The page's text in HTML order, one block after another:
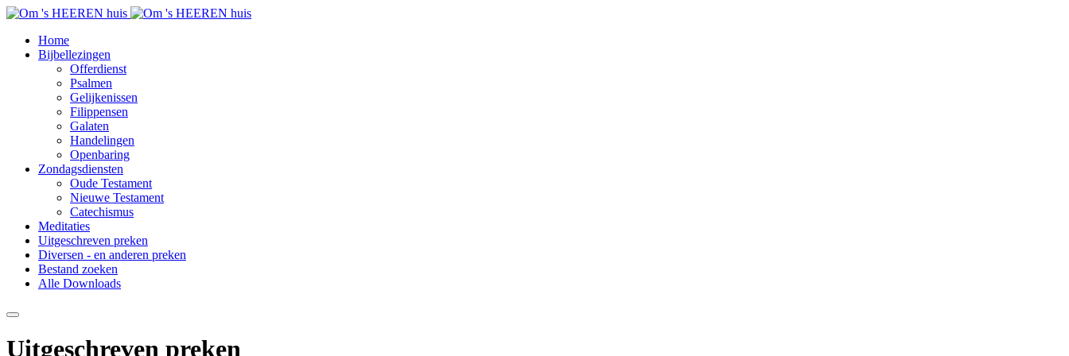
Home
Bijbellezingen
Offerdienst
Psalmen
Gelijkenissen
Filippensen
Galaten
Handelingen
Openbaring
Zondagsdiensten
Oude Testament
Nieuwe Testament
Catechismus
Meditaties
Uitgeschreven preken
Diversen - en anderen preken
Bestand zoeken
Alle Downloads
Uitgeschreven preken